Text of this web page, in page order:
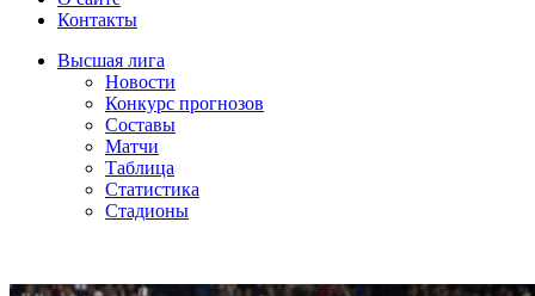
Контакты
Высшая лига
Новости
Конкурс прогнозов
Составы
Матчи
Таблица
Статистика
Стадионы